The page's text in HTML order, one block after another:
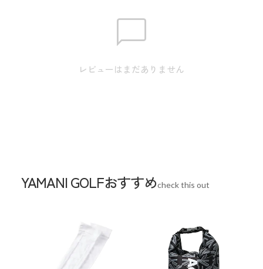
※本表示は実寸となります。
インドネシア
レビューはまだありません
YAMANI GOLFおすすめcheck this out